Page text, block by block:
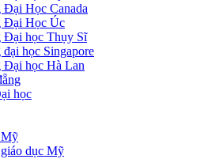
Đại Học Canada
Đại Học Úc
Đại học Thụy Sĩ
học Singapore
Đại học Hà Lan
học
dục Mỹ